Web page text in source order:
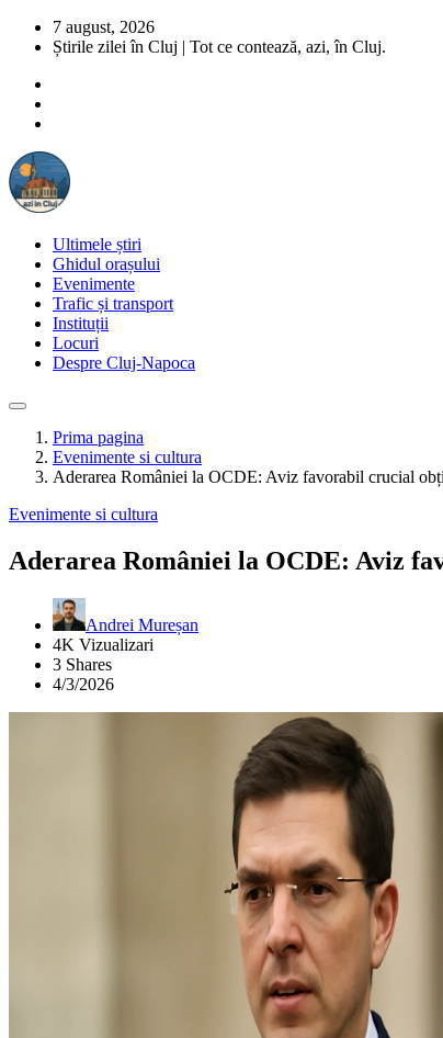
7 august, 2026
Știrile zilei în Cluj | Tot ce contează, azi, în Cluj.
Ultimele știri
Ghidul orașului
Evenimente
Trafic și transport
Instituții
Locuri
Despre Cluj-Napoca
Prima pagina
Evenimente si cultura
Aderarea României la OCDE: Aviz favorabil crucial
Evenimente si cultura
Aderarea României la OCDE: Aviz
Andrei Mureșan
4K Vizualizari
3 Shares
4/3/2026